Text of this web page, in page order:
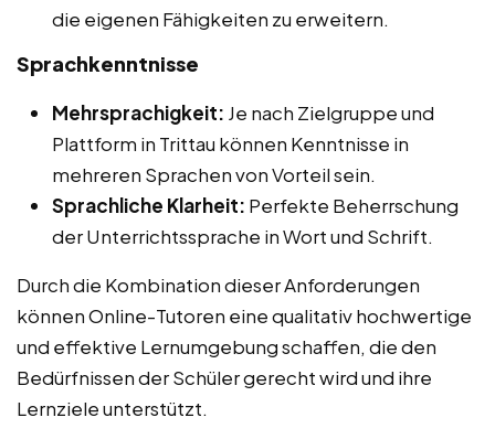
die eigenen Fähigkeiten zu erweitern.
Sprachkenntnisse
Mehrsprachigkeit: Je nach Zielgruppe und
Plattform in Trittau können Kenntnisse in
mehreren Sprachen von Vorteil sein.
Sprachliche Klarheit: Perfekte Beherrschung
der Unterrichtssprache in Wort und Schrift.
Durch die Kombination dieser Anforderungen
können Online-Tutoren eine qualitativ hochwertige
und effektive Lernumgebung schaffen, die den
Bedürfnissen der Schüler gerecht wird und ihre
Lernziele unterstützt.